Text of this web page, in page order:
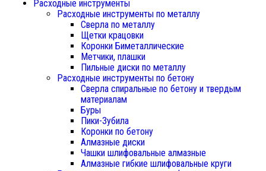
Расходные инструменты
Расходные инструменты по металлу
Сверла по металлу
Щетки крацовки
Коронки Биметаллические
Метчики, плашки
Пильные диски по металлу
Расходные инструменты по бетону
Сверла спиральные по бетону и твердым
материалам
Буры
Пики-Зубила
Коронки по бетону
Алмазные диски
Чашки шлифовальные алмазные
Алмазные гибкие шлифовальные круги